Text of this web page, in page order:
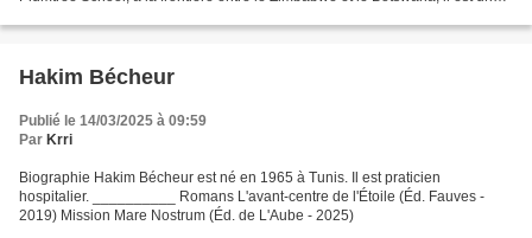
Hakim Bécheur
Publié le 14/03/2025 à 09:59
Par Krri
Biographie Hakim Bécheur est né en 1965 à Tunis. Il est praticien
hospitalier. __________ Romans L'avant-centre de l'Étoile (Éd. Fauves -
2019) Mission Mare Nostrum (Éd. de L'Aube - 2025)